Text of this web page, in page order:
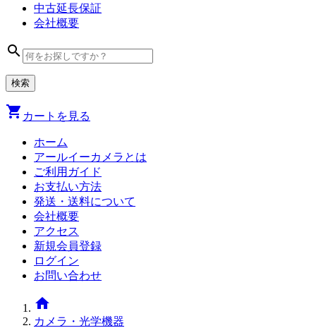
中古延長保証
会社概要
search
shopping_cart カートを見る
ホーム
アールイーカメラとは
ご利用ガイド
お支払い方法
発送・送料について
会社概要
アクセス
新規会員登録
ログイン
お問い合わせ
home
カメラ・光学機器